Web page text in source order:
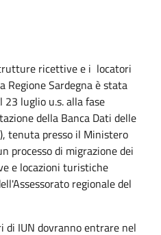
ricettive e i locatori
Sardegna è stata
23 luglio u.s. alla fase
della Banca Dati delle
tenuta presso il Ministero
processo di migrazione dei
e locazioni turistiche
regionale del
IUN dovranno entrare nel